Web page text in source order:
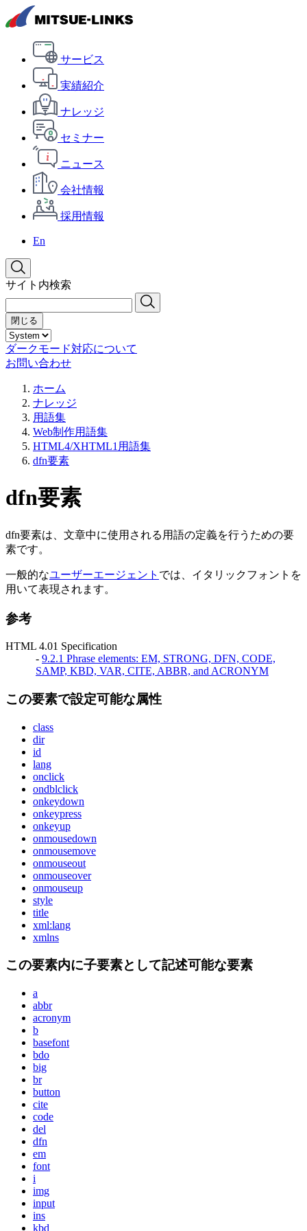
サービス
実績紹介
ナレッジ
セミナー
ニュース
会社情報
採用情報
En
サイト内検索
閉じる
ダークモード対応について
お問い合わせ
ホーム
ナレッジ
用語集
Web制作用語集
HTML4/XHTML1用語集
dfn要素
dfn要素
dfn要素は、文章中に使用される用語の定義を行うための要
素です。
一般的なユーザーエージェント では、イタリックフォントを
用いて表現されます。
参考
HTML 4.01 Specification
- 9.2.1 Phrase elements: EM, STRONG, DFN, CODE,
SAMP, KBD, VAR, CITE, ABBR, and ACRONYM
この要素で設定可能な属性
class
dir
id
lang
onclick
ondblclick
onkeydown
onkeypress
onkeyup
onmousedown
onmousemove
onmouseout
onmouseover
onmouseup
style
title
xml:lang
xmlns
この要素内に子要素として記述可能な要素
a
abbr
acronym
b
basefont
bdo
big
br
button
cite
code
del
dfn
em
font
i
img
input
ins
kbd